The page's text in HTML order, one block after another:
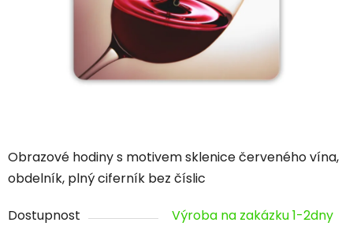
Obrazové hodiny s motivem sklenice červeného vína,
obdelník, plný ciferník bez číslic
Dostupnost
Výroba na zakázku 1-2dny